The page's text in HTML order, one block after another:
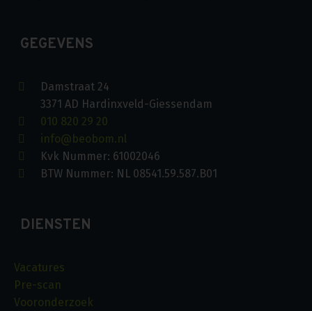
GEGEVENS
Damstraat 24
3371 AD Hardinxveld-Giessendam
010 820 29 20
info@beobom.nl
Kvk Nummer: 61002046
BTW Nummer: NL 08541.59.587.B01
DIENSTEN
Vacatures
Pre-scan
Vooronderzoek